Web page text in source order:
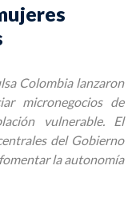
Colombia lanzaron
micronegocios de
vulnerable. El
del Gobierno
la autonomía